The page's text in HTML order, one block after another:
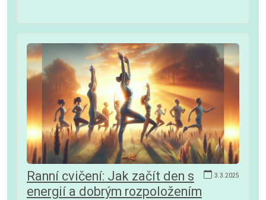
3.3.2025
Ranní cvičení: Jak začít den s
energií a dobrým rozpoložením